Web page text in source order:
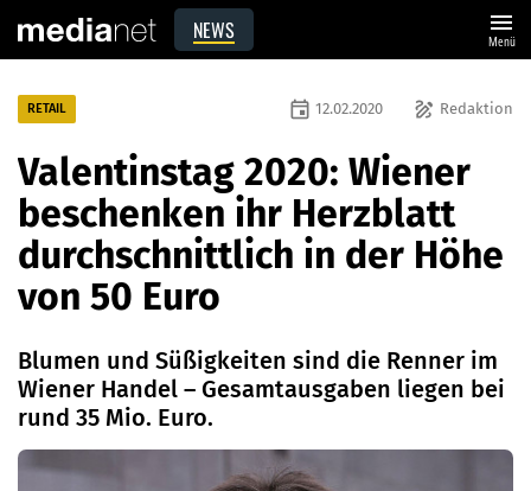
NEWS menu
Menü
RETAIL draw Redaktion
event 12.02.2020
Valentinstag 2020: Wiener
beschenken ihr Herzblatt
durchschnittlich in der Höhe
von 50 Euro
Blumen und Süßigkeiten sind die Renner im
Wiener Handel – Gesamtausgaben liegen bei
rund 35 Mio. Euro.